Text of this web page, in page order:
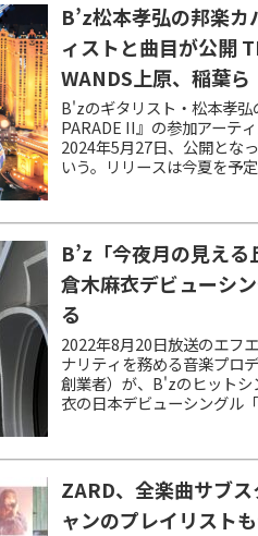
B’z松本孝弘の邦楽
ィストと曲目が公開
WANDS上原、稲葉ら
B'zのギタリスト・松本孝
PARADE II』の参加アーテ
2024年5月27日、公開とな
いう。リリースは今夏を予定
B’z「今夜月の見え
倉木麻衣デビューシ
る
2022年8月20日放送のエフ
ナリティを務める音楽プロ
創業者）が、B'zのヒット
衣の日本デビューシング
ZARD、全楽曲サブ
ャンのプレイリスト